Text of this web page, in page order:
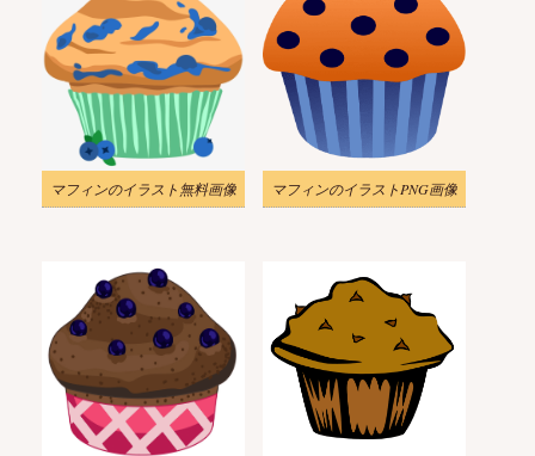
マフィンのイラスト無料画像 マフィンのイラストPNG画像